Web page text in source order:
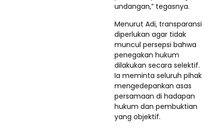
undangan,” tegasnya.
Menurut Adi, transparansi
diperlukan agar tidak
muncul persepsi bahwa
penegakan hukum
dilakukan secara selektif.
Ia meminta seluruh pihak
mengedepankan asas
persamaan di hadapan
hukum dan pembuktian
yang objektif.